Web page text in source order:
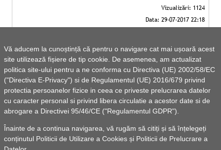
Vă aducem la cunoștință că pentru o navigare cat mai ușoară acest
site utilizează fișiere de tip cookie. De asemenea, am actualizat
politica site-ului pentru a ne conforma cu Directiva (UE) 2002/58/EC
("Directiva E-Privacy") si de Regulamentul (UE) 2016/679 privind
protectia persoanelor fizice in ceea ce priveste prelucrarea datelor
cu caracter personal si privind libera circulatie a acestor date si de
abrogare a Directivei 95/46/CE ("Regulamentul GDPR").
Înainte de a continua navigarea, vă rugăm să citiți și să înțelegeți
conținutul Politicii de Utilizare a Cookies și Politicii de Prelucrare a